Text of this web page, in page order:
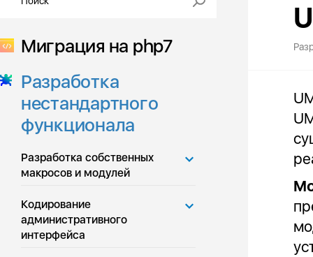
Миграция на php7
Разработка
нестандартного
функционала
Разработка собственных
макросов и модулей
Кодирование
административного
интерфейса